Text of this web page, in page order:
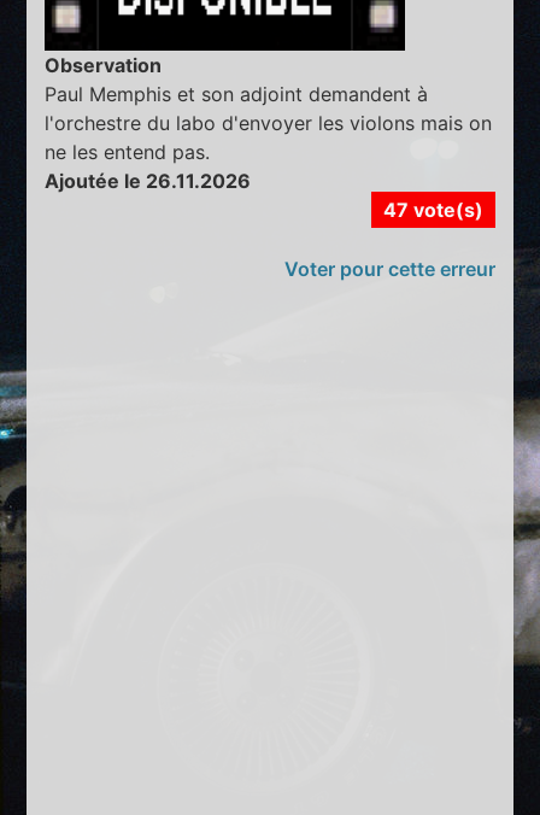
Observation
Paul Memphis et son adjoint demandent à
l'orchestre du labo d'envoyer les violons mais on
ne les entend pas.
Ajoutée le 26.11.2026
47 vote(s)
Voter pour cette erreur